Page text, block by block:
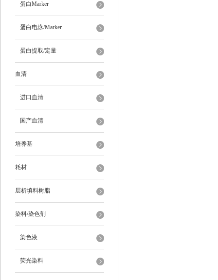
蛋白Marker
蛋白电泳/Marker
蛋白提取/定量
血清
进口血清
国产血清
培养基
耗材
层析填料树脂
染料/染色剂
染色液
荧光染料